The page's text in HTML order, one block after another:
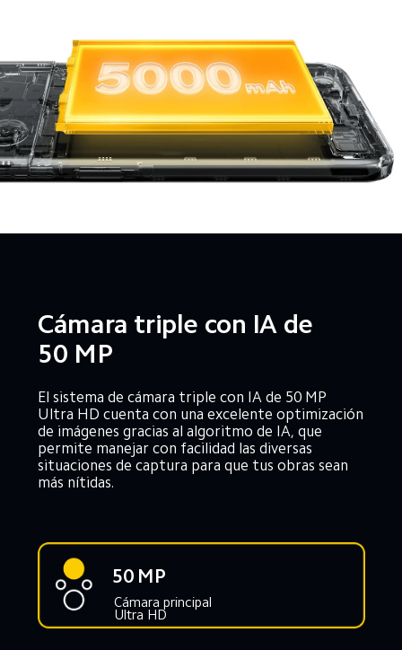
Cámara triple con IA de
50 MP
El sistema de cámara triple con IA de 50 MP
Ultra HD cuenta con una excelente optimización
de imágenes gracias al algoritmo de IA, que
permite manejar con facilidad las diversas
situaciones de captura para que tus obras sean
más nítidas.
50 MP
Cámara principal
Ultra HD